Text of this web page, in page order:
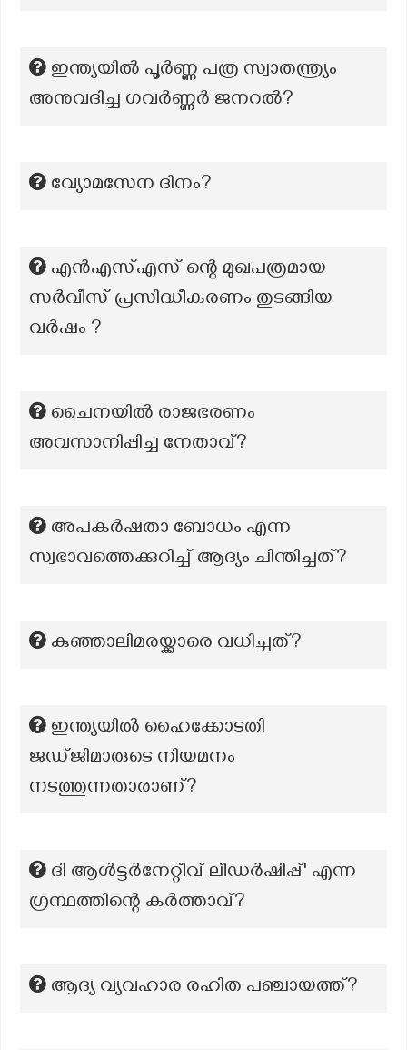
ഇന്ത്യയിൽ പൂർണ്ണ പത്ര സ്വാതന്ത്ര്യം
അനുവദിച്ച ഗവർണ്ണർ ജനറൽ?
വ്യോമസേന ദിനം?
എൻഎസ്‌എസ് ന്റെ മുഖപത്രമായ
സർവീസ് പ്രസിദ്ധീകരണം തുടങ്ങിയ
വർഷം ?
ചൈനയിൽ രാജഭരണം
അവസാനിപ്പിച്ച നേതാവ്?
അപകർഷതാ ബോധം എന്ന
സ്വഭാവത്തെക്കുറിച്ച് ആദ്യം ചിന്തിച്ചത്?
കുഞ്ഞാലിമരയ്ക്കാരെ വധിച്ചത്?
ഇന്ത്യയിൽ ഹൈക്കോടതി
ജഡ്ജിമാരുടെ നിയമനം
നടത്തുന്നതാരാണ്?
ദി ആൾട്ടർനേറ്റീവ് ലീഡർഷിപ്പ്' എന്ന
ഗ്രന്ഥത്തിന്റെ കർത്താവ്?
ആദ്യ വ്യവഹാര രഹിത പഞ്ചായത്ത്?